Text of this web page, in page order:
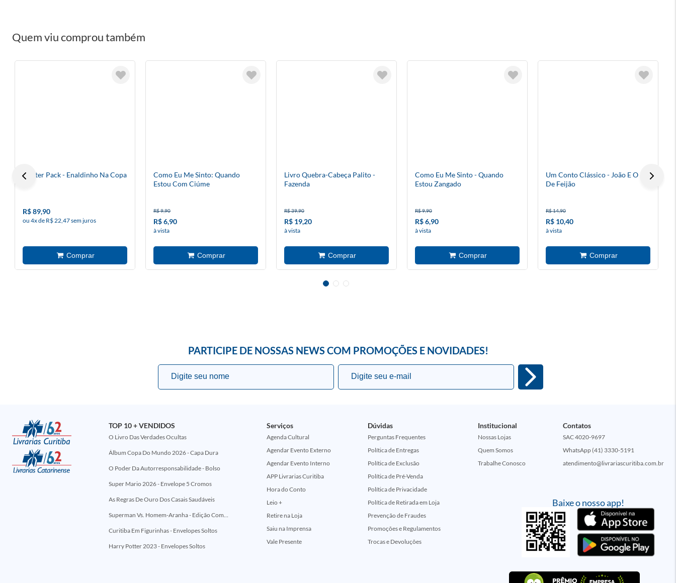
Quem viu comprou também
Starter Pack - Enaldinho Na Copa
R$ 89,90
ou 4x de R$ 22,47 sem juros
Como Eu Me Sinto: Quando
Estou Com Ciúme
R$ 9,90
R$ 6,90
à vista
Livro Quebra-Cabeça Palito -
Fazenda
R$ 39,90
R$ 19,20
à vista
Como Eu Me Sinto - Quando
Estou Zangado
R$ 9,90
R$ 6,90
à vista
Um Conto Clássico - João E O Pé
De Feijão
R$ 14,90
R$ 10,40
à vista
PARTICIPE DE NOSSAS NEWS COM PROMOÇÕES E NOVIDADES!
Baixe o nosso app!
TOP 10 + VENDIDOS
O Livro Das Verdades Ocultas
Álbum Copa Do Mundo 2026 - Capa Dura
O Poder Da Autorresponsabilidade - Bolso
Super Mario 2026 - Envelope 5 Cromos
As Regras De Ouro Dos Casais Saudáveis
Superman Vs. Homem-Aranha - Edição Comemorativa 50 Anos (Encontros Clássicos Dc E Marvel)
Curitiba Em Figurinhas - Envelopes Soltos
Harry Potter 2023 - Envelopes Soltos
Serviços
Agenda Cultural
Agendar Evento Externo
Agendar Evento Interno
APP Livrarias Curitiba
Hora do Conto
Leio +
Retire na Loja
Saiu na Imprensa
Vale Presente
Dúvidas
Perguntas Frequentes
Política de Entregas
Política de Exclusão
Política de Pré-Venda
Política de Privacidade
Política de Retirada em Loja
Prevenção de Fraudes
Promoções e Regulamentos
Trocas e Devoluções
Institucional
Nossas Lojas
Quem Somos
Trabalhe Conosco
Contatos
SAC 4020-9697
WhatsApp (41) 3330-5191
atendimento@livrariascuritiba.com.br